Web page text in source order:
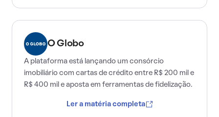
O Globo
A plataforma está lançando um consórcio
imobiliário com cartas de crédito entre R$ 200 mil e
R$ 400 mil e aposta em ferramentas de fidelização.
Ler a matéria completa